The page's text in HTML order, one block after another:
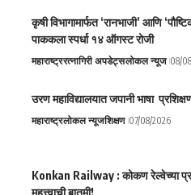
कृषी विभागामार्फत ‘रानभाजी’ आणि
पाककला स्पर्धा १४ ऑगस्ट रोजी
महाराष्ट्ररत्नागिरी अपडेट्सलोकल न्यूज 08/
उरण महाविद्यालयात जपानी भाषा
महाराष्ट्रलोकल न्यूजशिक्षण 07/08/2026
Konkan Railway : कोकण रेल्वेच्या
महत्त्वाची बातमी!